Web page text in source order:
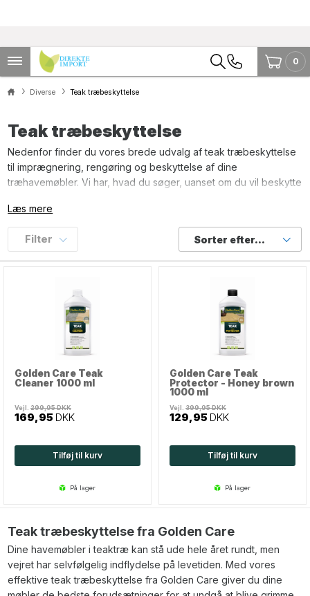
0
Diverse Teak træbeskyttelse
Teak træbeskyttelse
Nedenfor finder du vores brede udvalg af teak træbeskyttelse
til imprægnering, rengøring og beskyttelse af dine
træhavemøbler. Vi har, hvad du søger, uanset om du vil beskytte
genoprette den misfarvning, som har fundet sted over årene.
Vores varierede sortiment af teak træbeskyttelse, rens og pleje
byder på gode priser og produkter i høj kvalitet, og du kan se
Læs mere
Filter Sorter efter...
Golden Care Teak
Cleaner 1000 ml
169,95 DKK
Vejl. 299,95DKK
Tilføj til kurv
på lager
Golden Care Teak
Protector - Honey brown
1000 ml
129,95 DKK
Vejl. 399,95DKK
Tilføj til kurv
på lager
Teak træbeskyttelse fra Golden Care
Dine havemøbler i teaktræ kan stå ude hele året rundt, men
vejret har selvfølgelig indflydelse på levetiden. Med vores
effektive teak træbeskyttelse fra Golden Care giver du dine